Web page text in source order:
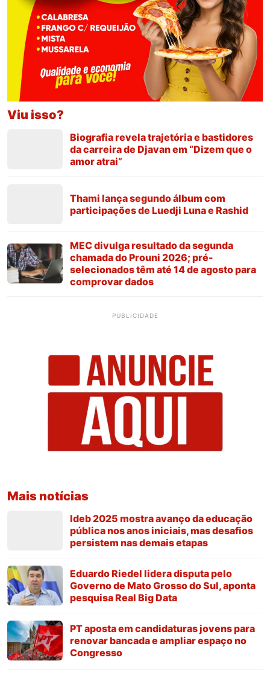
Viu isso?
Biografia revela trajetória e bastidores
da carreira de Djavan em “Dizem que o
amor atrai”
Thami lança segundo álbum com
participações de Luedji Luna e Rashid
MEC divulga resultado da segunda
chamada do Prouni 2026; pré-
selecionados têm até 14 de agosto para
comprovar dados
PUBLICIDADE
Mais notícias
Ideb 2025 mostra avanço da educação
pública nos anos iniciais, mas desafios
persistem nas demais etapas
Eduardo Riedel lidera disputa pelo
Governo de Mato Grosso do Sul, aponta
pesquisa Real Big Data
PT aposta em candidaturas jovens para
renovar bancada e ampliar espaço no
Congresso